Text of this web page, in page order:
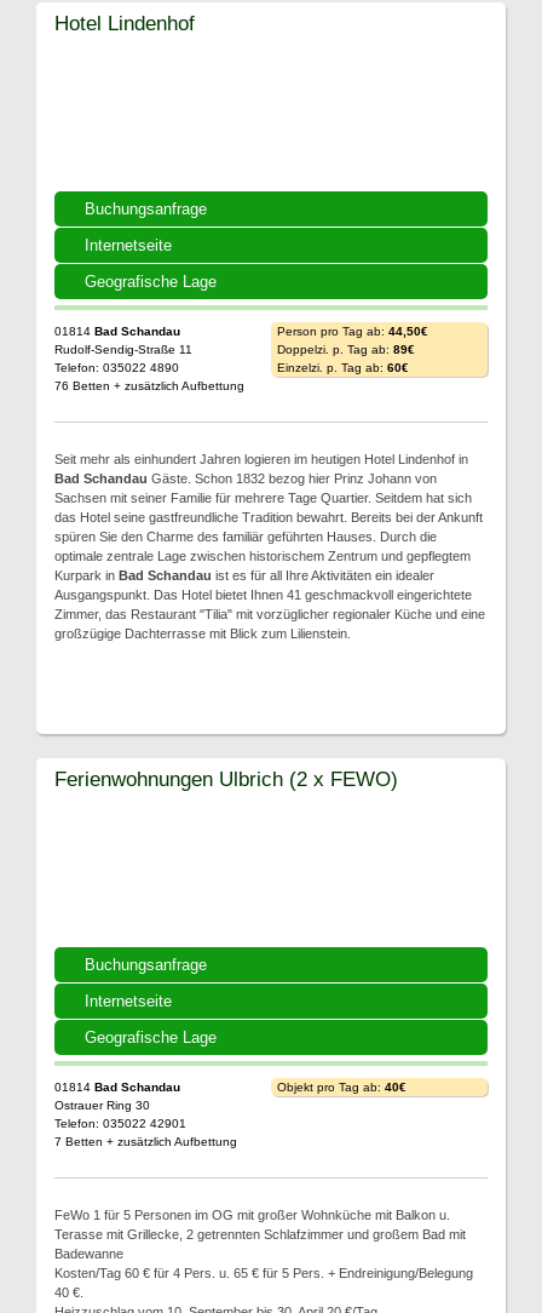
Buchungsanfrage
Internetseite
Geografische Lage
Hotel Lindenhof
01814 Bad Schandau
Rudolf-Sendig-Straße 11
Telefon: 035022 4890
76 Betten + zusätzlich Aufbettung
Person pro Tag ab: 44,50€
Doppelzi. p. Tag ab: 89€
Einzelzi. p. Tag ab: 60€
Seit mehr als einhundert Jahren logieren im heutigen Hotel Lindenhof in
Bad Schandau Gäste. Schon 1832 bezog hier Prinz Johann von
Sachsen mit seiner Familie für mehrere Tage Quartier. Seitdem hat sich
das Hotel seine gastfreundliche Tradition bewahrt. Bereits bei der Ankunft
spüren Sie den Charme des familiär geführten Hauses. Durch die
optimale zentrale Lage zwischen historischem Zentrum und gepflegtem
Kurpark in Bad Schandau ist es für all Ihre Aktivitäten ein idealer
Ausgangspunkt. Das Hotel bietet Ihnen 41 geschmackvoll eingerichtete
Zimmer, das Restaurant "Tilia" mit vorzüglicher regionaler Küche und eine
großzügige Dachterrasse mit Blick zum Lilienstein.
Buchungsanfrage
Internetseite
Geografische Lage
Ferienwohnungen Ulbrich (2 x FEWO)
01814 Bad Schandau
Ostrauer Ring 30
Telefon: 035022 42901
7 Betten + zusätzlich Aufbettung
Objekt pro Tag ab: 40€
FeWo 1 für 5 Personen im OG mit großer Wohnküche mit Balkon u.
Terasse mit Grillecke, 2 getrennten Schlafzimmer und großem Bad mit
Badewanne
Kosten/Tag 60 € für 4 Pers. u. 65 € für 5 Pers. + Endreinigung/Belegung
40 €.